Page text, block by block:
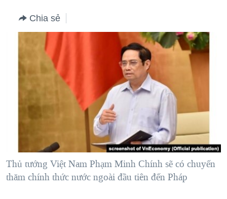
hướng
chính
"Tìm"
DIỄN ĐÀN
TỰ DO BÁO CHÍ
VẠCH TRẦN TIN GIẢ
NGƯỜI VIỆT HẢI NGOẠI
KHOA HỌC
SỨC KHOẺ
CHUYÊN ĐỀ
CHIẾN TRANH THƯƠNG MẠI CỦA MỸ: QUÁ KHỨ VÀ HIỆN
HÀNH TRÌNH BẦU CỬ 2024
MỘT NĂM CHIẾN TRANH TẠI DẢI GAZA
GIẢI MÃ VÀNH ĐAI & CON ĐƯỜNG
TRỊNH VĨNH BÌNH - NGƯỜI HẠ 'BÊN THẮNG CUỘC'
HỌC TIẾNG ANH
VIDEO
Chia sẻ
Thủ tướng Việt Nam Phạm Minh Chính sẽ có chuyến
thăm chính thức nước ngoài đầu tiên đến Pháp